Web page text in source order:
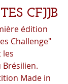
CFJJB
édition
Challenge"
Brésilien.
Made in